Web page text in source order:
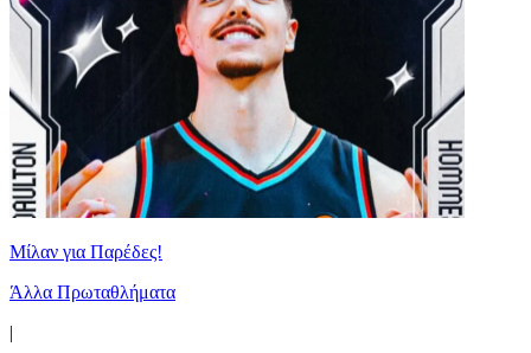
Μίλαν για Παρέδες!
Άλλα Πρωταθλήματα
|